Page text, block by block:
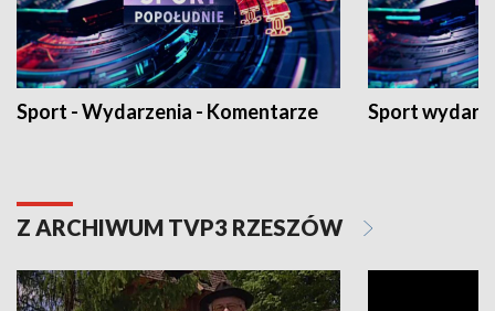
Sport - Wydarzenia - Komentarze Sport
Z ARCHIWUM TVP3 RZESZÓW